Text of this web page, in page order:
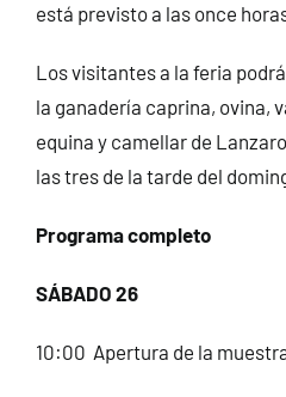
está previsto a las once
Los visitantes a la feria
la ganadería caprina, ovina,
equina y camellar de
las tres de la tarde del
Programa completo
SÁBADO 26
10:00 Apertura de la